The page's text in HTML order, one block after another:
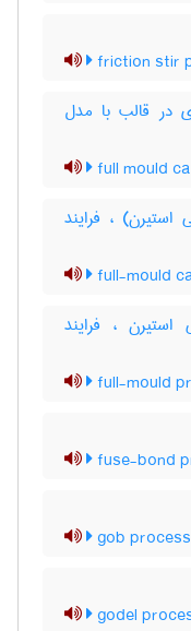
friction stir
در قالب با مدل
full mould
، فرایند
full-mould
، فرایند
full-mould
fuse-bond
gob process
godel